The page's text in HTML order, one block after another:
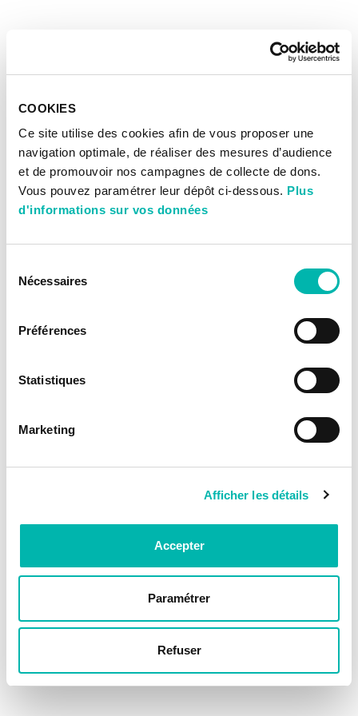
COOKIES
Ce site utilise des cookies afin de vous proposer une
navigation optimale, de réaliser des mesures d’audience
et de promouvoir nos campagnes de collecte de dons.
Vous pouvez paramétrer leur dépôt ci-dessous. Plus
d'informations sur vos données
Nécessaires
Préférences
Statistiques
Marketing
Afficher les détails
Accepter
Paramétrer
Refuser